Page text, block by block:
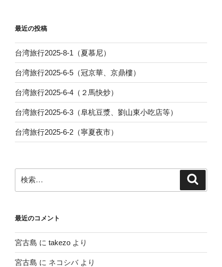
ン
最近の投稿
台湾旅行2025-8-1（夏慕尼）
台湾旅行2025-6-5（冠京華、京鼎樓）
台湾旅行2025-6-4（２馬快炒）
台湾旅行2025-6-3（阜杭豆漿、劉山東小吃店等）
台湾旅行2025-6-2（寧夏夜市）
索:
最近のコメント
宮古島 に takezo より
宮古島 に ネコシバより